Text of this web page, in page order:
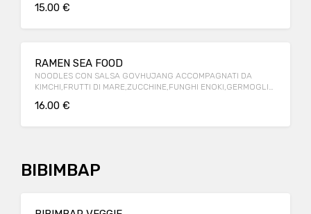
15.00 €
RAMEN SEA FOOD
NOODLES CON SALSA GOVHUJANG ACCOMPAGNATI DA
KIMCHI,FRUTTI DI MARE,ZUCCHINE,FUNGHI ENOKI,GERMOGLI
16.00 €
BIBIMBAP